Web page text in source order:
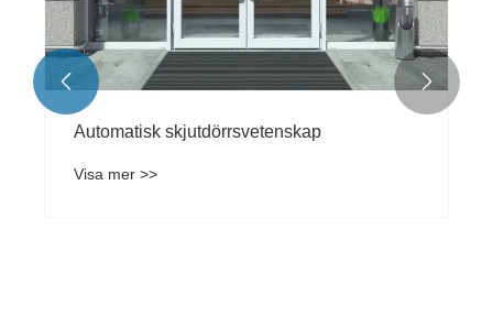
Automatisk skjutdörrsvetenskap
Visa mer >>
 